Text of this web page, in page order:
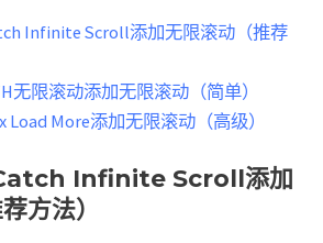
Infinite Scroll添加无限滚动（推荐
无限滚动添加无限滚动（简单）
Load More添加无限滚动（高级）
Infinite Scroll添加
方法）